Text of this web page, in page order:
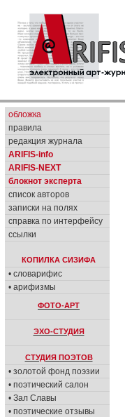
обложка
правила
редакция журнала
ARIFIS-info
ARIFIS-NEXT
блокнот эксперта
список авторов
записки на полях
справка по интерфейсу
ссылки
КОПИЛКА СИЗИФА
• словарифис
• арифизмы
ФОТО-АРТ
ЭХО-СТУДИЯ
СТУДИЯ ПОЭТОВ
• золотой фонд поэзии
• поэтический салон
• Зал Славы
• поэтические отзывы